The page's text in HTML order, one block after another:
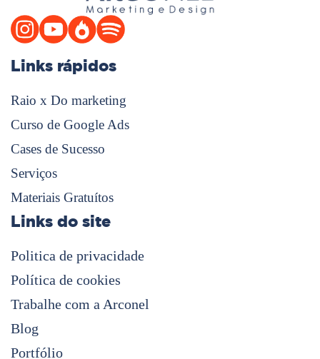
Links rápidos
Raio x Do marketing
Curso de Google Ads
Cases de Sucesso
Serviços
Materiais Gratuítos
Links do site
Politica de privacidade
Política de cookies
Trabalhe com a Arconel
Blog
Portfólio